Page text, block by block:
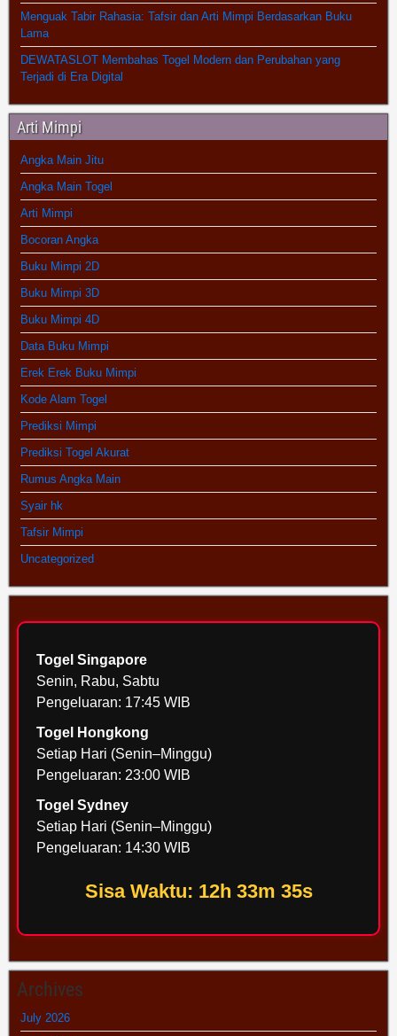
Menguak Tabir Rahasia: Tafsir dan Arti Mimpi Berdasarkan Buku
Lama
DEWATASLOT Membahas Togel Modern dan Perubahan yang
Terjadi di Era Digital
Arti Mimpi
Angka Main Jitu
Angka Main Togel
Arti Mimpi
Bocoran Angka
Buku Mimpi 2D
Buku Mimpi 3D
Buku Mimpi 4D
Data Buku Mimpi
Erek Erek Buku Mimpi
Kode Alam Togel
Prediksi Mimpi
Prediksi Togel Akurat
Rumus Angka Main
Syair hk
Tafsir Mimpi
Uncategorized
Togel Singapore
Senin, Rabu, Sabtu
Pengeluaran: 17:45 WIB
Togel Hongkong
Setiap Hari (Senin–Minggu)
Pengeluaran: 23:00 WIB
Togel Sydney
Setiap Hari (Senin–Minggu)
Pengeluaran: 14:30 WIB
Sisa Waktu: 12h 33m 35s
Archives
July 2026